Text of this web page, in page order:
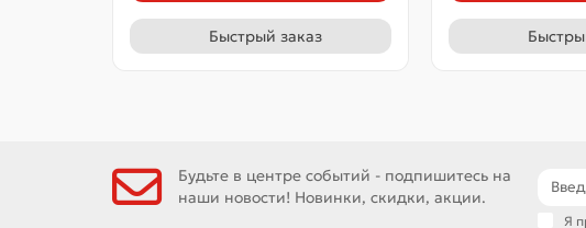
Быстрый заказ
Будьте в центре событий - подпишитесь на
наши новости! Новинки, скидки, акции.
Я